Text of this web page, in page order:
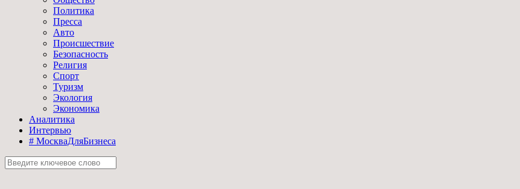
Политика
Пресса
Авто
Происшествие
Безопасность
Религия
Спорт
Туризм
Экология
Экономика
Аналитика
Интервью
# МоскваДляБизнеса